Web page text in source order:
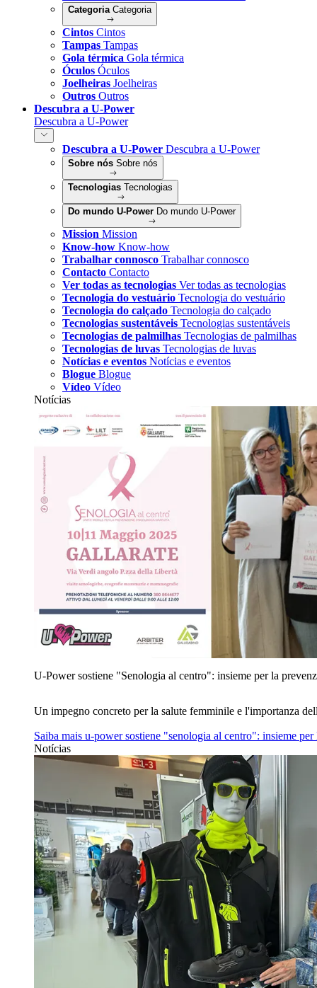
Categoria Categoria
Cintos Cintos
Tampas Tampas
Gola térmica Gola térmica
Óculos Óculos
Joelheiras Joelheiras
Outros Outros
Descubra a U-Power
Descubra a U-Power
Descubra a U-Power Descubra a U-Power
Sobre nós Sobre nós
Tecnologias Tecnologias
Do mundo U-Power Do mundo U-Power
Mission Mission
Know-how Know-how
Trabalhar connosco Trabalhar connosco
Contacto Contacto
Ver todas as tecnologias Ver todas as tecnologias
Tecnologia do vestuário Tecnologia do vestuário
Tecnologia do calçado Tecnologia do calçado
Tecnologias sustentáveis Tecnologias sustentáveis
Tecnologias de palmilhas Tecnologias de palmilhas
Tecnologias de luvas Tecnologias de luvas
Notícias e eventos Notícias e eventos
Blogue Blogue
Vídeo Vídeo
Notícias
U‑Power sostiene "Senologia al centro": insieme per la
Un impegno concreto per la salute femminile e l'importanza
Saiba mais u‑power sostiene "senologia al centro": insieme
Notícias